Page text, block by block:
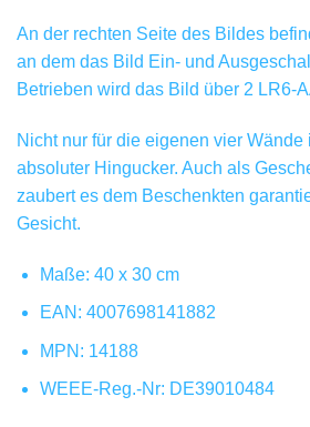
An der rechten Seite des Bildes
an dem das Bild Ein- und
Betrieben wird das Bild über 2 LR6-
Nicht nur für die eigenen vier Wände
absoluter Hingucker. Auch als
zaubert es dem Beschenkten
Gesicht.
Maße: 40 x 30 cm
EAN: 4007698141882
MPN: 14188
WEEE-Reg.-Nr: DE39010484